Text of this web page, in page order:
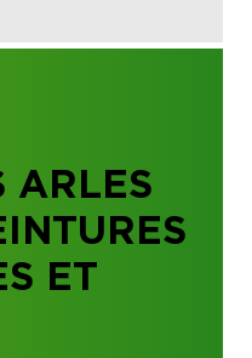
ARLES
ET